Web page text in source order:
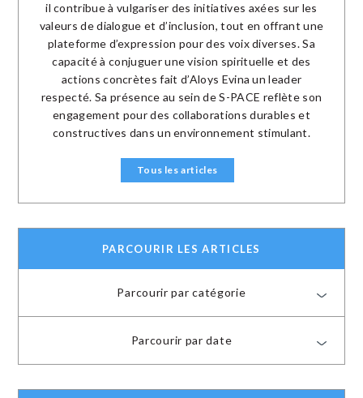
il contribue à vulgariser des initiatives axées sur les
valeurs de dialogue et d’inclusion, tout en offrant une
plateforme d’expression pour des voix diverses. Sa
capacité à conjuguer une vision spirituelle et des
actions concrètes fait d’Aloys Evina un leader
respecté. Sa présence au sein de S-PACE reflète son
engagement pour des collaborations durables et
constructives dans un environnement stimulant.
Tous les articles
PARCOURIR LES ARTICLES
Parcourir par catégorie
Parcourir par date